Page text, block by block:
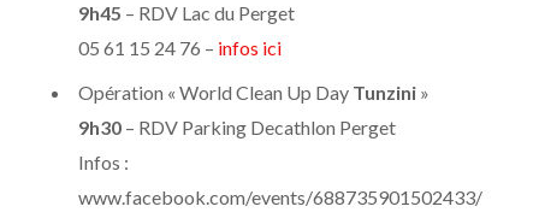
9h45 – RDV Lac du Perget
05 61 15 24 76 – infos ici
Opération « World Clean Up Day Tunzini »
9h30 – RDV Parking Decathlon Perget
Infos :
www.facebook.com/events/688735901502433/